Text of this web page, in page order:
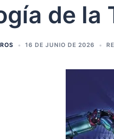
de la
16 DE JUNIO DE 2026